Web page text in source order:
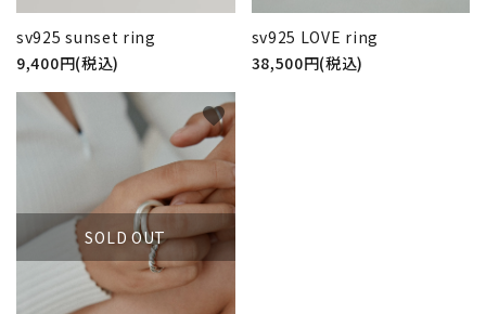
sv925 sunset ring
9,400円(税込)
sv925 LOVE ring
38,500円(税込)
SOLD OUT
favorite